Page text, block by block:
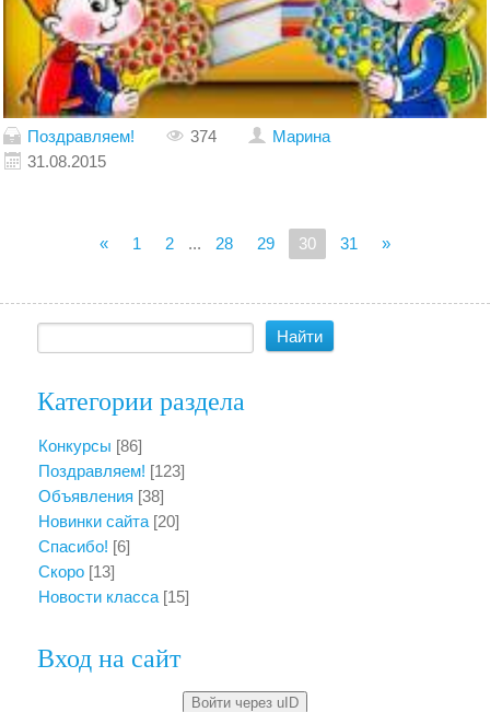
Поздравляем! 374
Марина
31.08.2015
« 1 2 ... 28 29 30 31 »
Категории раздела
Конкурсы [86]
Поздравляем! [123]
Объявления [38]
Новинки сайта [20]
Спасибо! [6]
Скоро [13]
Новости класса [15]
Вход на сайт
Войти через uID